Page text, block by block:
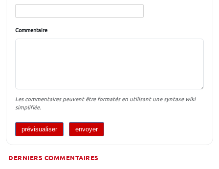
Commentaire
Les commentaires peuvent être formatés en utilisant une syntaxe wiki
simplifiée.
DERNIERS COMMENTAIRES